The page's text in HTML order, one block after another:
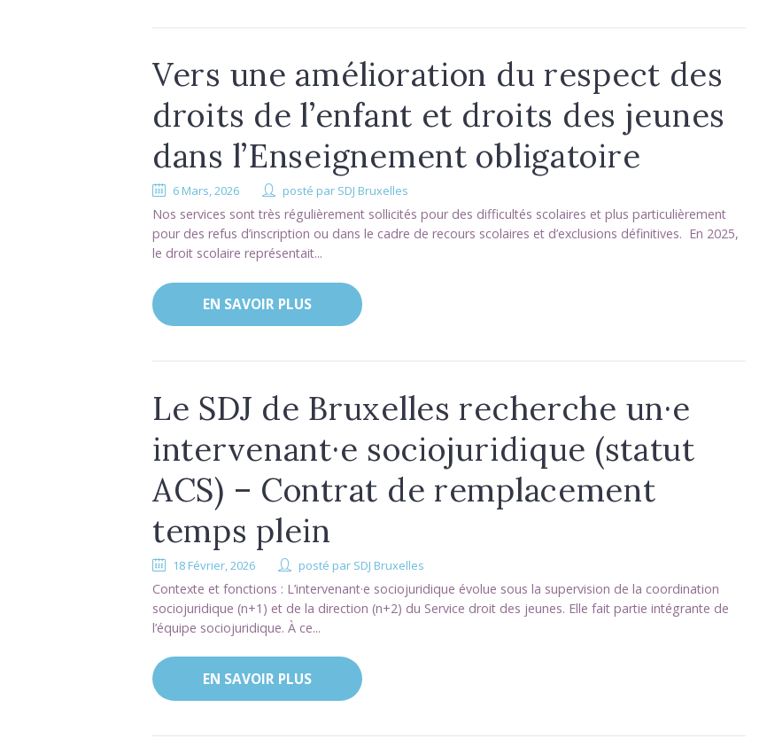
Vers une amélioration du respect des
droits de l’enfant et droits des jeunes
dans l’Enseignement obligatoire
6 Mars, 2026 posté par SDJ Bruxelles
Nos services sont très régulièrement sollicités pour des difficultés scolaires et plus particulièrement
pour des refus d’inscription ou dans le cadre de recours scolaires et d’exclusions définitives. En 2025,
le droit scolaire représentait...
EN SAVOIR PLUS
Le SDJ de Bruxelles recherche un·e
intervenant·e sociojuridique (statut
ACS) – Contrat de remplacement
temps plein
18 Février, 2026 posté par SDJ Bruxelles
Contexte et fonctions : L’intervenant·e sociojuridique évolue sous la supervision de la coordination
sociojuridique (n+1) et de la direction (n+2) du Service droit des jeunes. Elle fait partie intégrante de
l’équipe sociojuridique. À ce...
EN SAVOIR PLUS